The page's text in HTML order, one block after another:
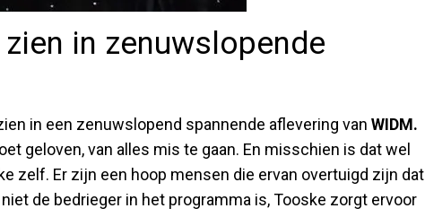
in zenuwslopende
in een zenuwslopend spannende aflevering van WIDM.
geloven, van alles mis te gaan. En misschien is dat wel
zelf. Er zijn een hoop mensen die ervan overtuigd zijn dat
de bedrieger in het programma is, Tooske zorgt ervoor